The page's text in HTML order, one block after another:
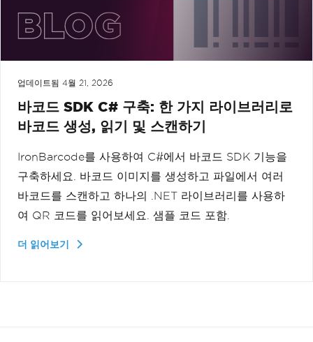
업데이트됨 4월 21, 2026
바코드 SDK C# 구축: 한 가지 라이브러리로
바코드 생성, 읽기 및 스캔하기
IronBarcode를 사용하여 C#에서 바코드 SDK 기능을
구축하세요. 바코드 이미지를 생성하고 파일에서 여러
바코드를 스캔하고 하나의 .NET 라이브러리를 사용하
여 QR 코드를 읽어보세요. 샘플 코드 포함.
더 읽어보기